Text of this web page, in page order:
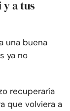
a tus
una buena
ya no
recuperaría
que volviera a